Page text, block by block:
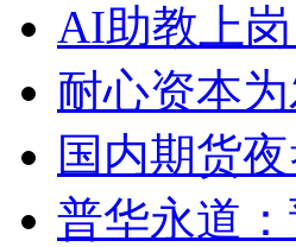
AI助教上岗
耐心资本
国内期货
普华永道